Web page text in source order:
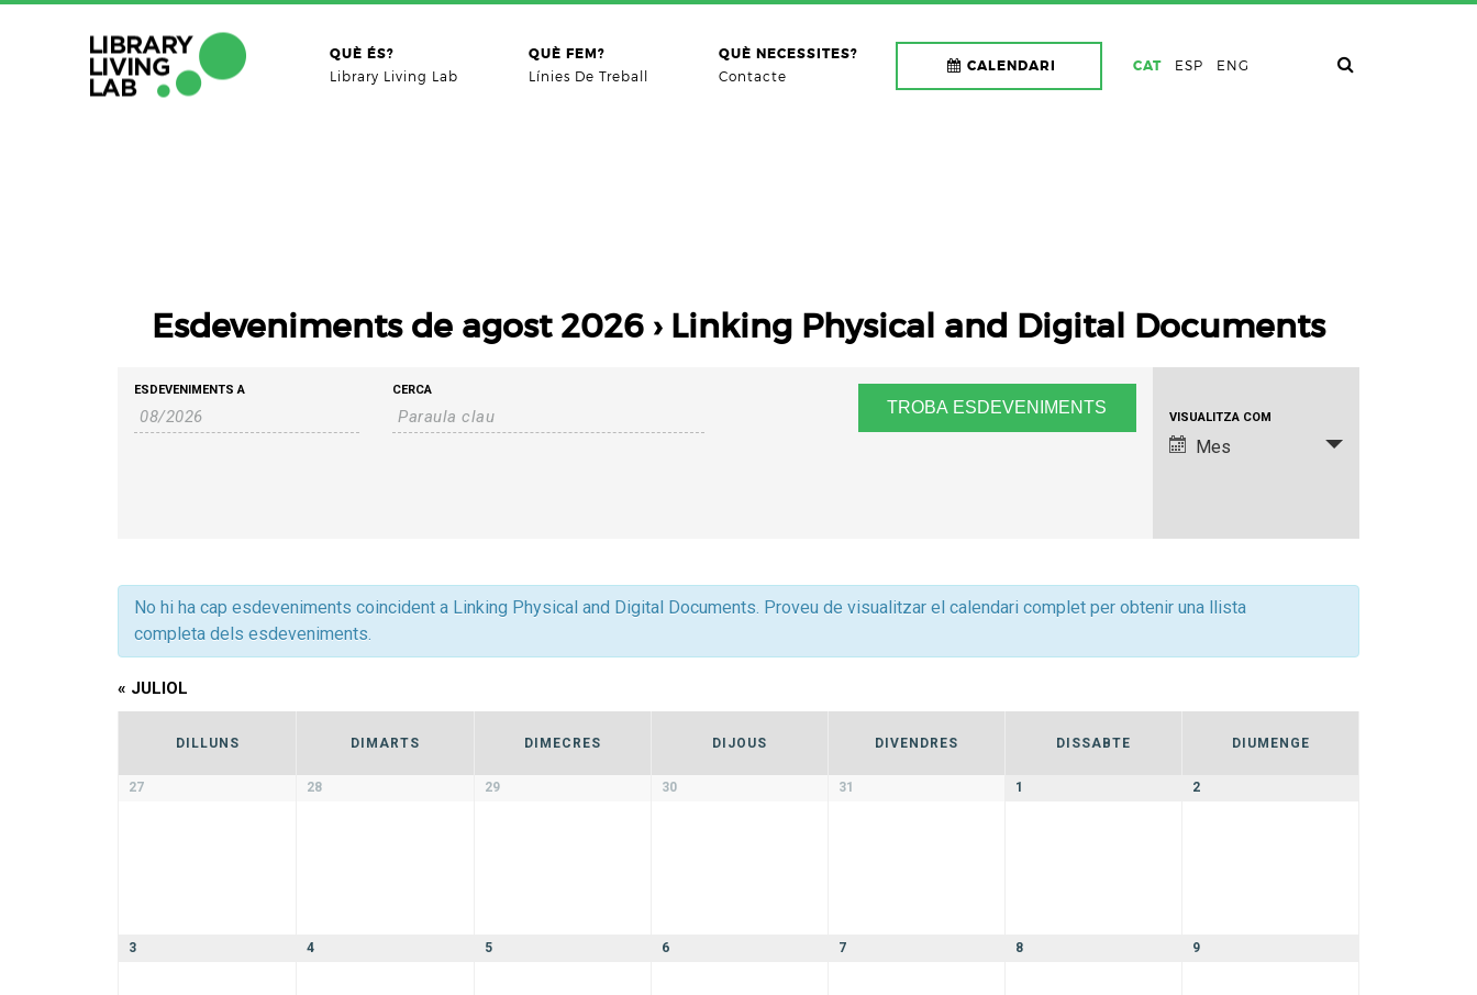
QUÈ ÉS?
Library Living Lab
QUÈ FEM?
Línies De Treball
QUÈ NECESSITES?
Contacte
CALENDARI CAT ESP ENG
Esdeveniments de agost 2026› Linking Physical and Digital Documents
Navegació
visual
d'Esdeveniments
Cerca
Esdeveniments
ESDEVENIMENTS A CERCA
Navegació
de
VISUALITZA COM
Mes
No hi ha cap esdeveniments coincident a Linking Physical and Digital Documents. Proveu de visualitzar el calendari complet per obtenir una llista
completa dels esdeveniments.
« JULIOL
Calendari
de
Calendari
DILLUNS DIMARTS DIMECRES DIJOUS DIVENDRES DISSABTE DIUMENGE
27 28 29 30 31 1 2
3 4 5 6 7 8 9